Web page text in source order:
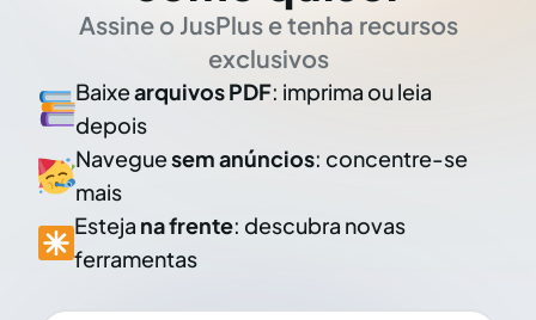
Assine o JusPlus e tenha recursos
exclusivos
Baixearquivos PDF: imprima ou leia
depois
Naveguesem anúncios: concentre-se
mais
Esteja na frente: descubra novas
ferramentas